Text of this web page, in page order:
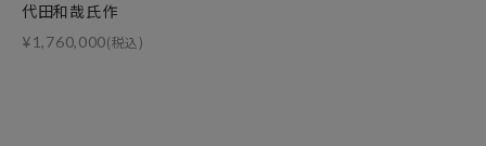
代田和哉氏作
¥1,760,000(税込)